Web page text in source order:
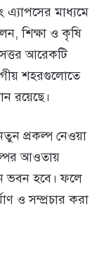
মাধ্যমে
শিক্ষা ও কৃষি
আরেকটি
শহরগুলোতে
রয়েছে।
প্রকল্প নেওয়া
আওতায়
ভবন হবে। ফলে
ও সম্প্রচার করা